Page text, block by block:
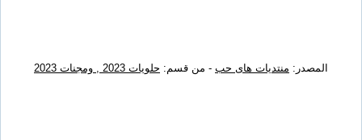
المصدر: منتديات هاى حب - من قسم: حلويات 2023 , ومجنات 2023